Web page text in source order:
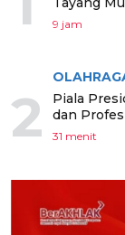
9 jam
2
Piala
dan
31 menit